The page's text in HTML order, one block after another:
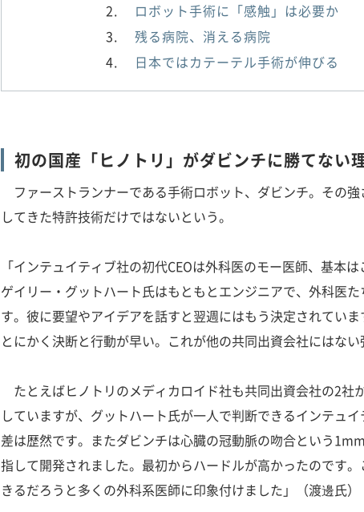
ロボット手術に「感触」は必要か
残る病院、消える病院
日本ではカテーテル手術が伸びる
初の国産「ヒノトリ」がダビンチに勝てない
ファーストランナーである手術ロボット、ダビンチ。その
してきた特許技術だけではないという。
「インテュイティブ社の初代CEOは外科医のモー医師、基本
ゲイリー・グットハート氏はもともとエンジニアで、外科医
す。彼に要望やアイデアを話すと翌週にはもう決定されていま
とにかく決断と行動が早い。これが他の共同出資会社にはない
たとえばヒノトリのメディカロイド社も共同出資会社の2社
していますが、グットハート氏が一人で判断できるインテュ
差は歴然です。またダビンチは心臓の冠動脈の吻合という
指して開発されました。最初からハードルが高かったのです
きるだろうと多くの外科系医師に印象付けました」（渡邊氏）